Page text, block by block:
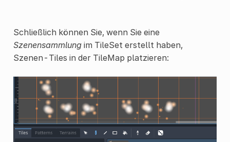
Schließlich können Sie, wenn Sie eine
Szenensammlungim TileSet erstellt haben,
Szenen-Tiles in der TileMap platzieren: